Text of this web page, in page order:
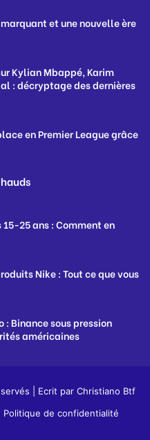
et une nouvelle ère
Kylian Mbappé, Karim
: décryptage des dernières
en Premier League grâce
15-25 ans : Comment en
Nike : Tout ce que vous
: Binance sous pression
américaines
| Ecrit par Christiano Btf
Politique de confidentialité